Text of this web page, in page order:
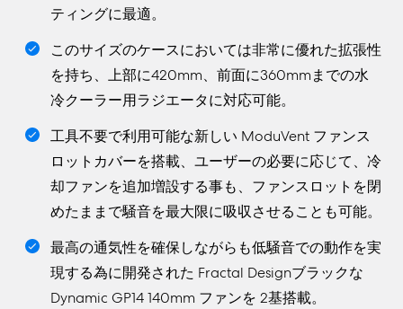
ティングに最適。
このサイズのケースにおいては非常に優れた拡張性
を持ち、上部に420mm、前面に360mmまでの水
冷クーラー用ラジエータに対応可能。
工具不要で利用可能な新しい ModuVent ファンス
ロットカバーを搭載、ユーザーの必要に応じて、冷
却ファンを追加増設する事も、ファンスロットを閉
めたままで騒音を最大限に吸収させることも可能。
最高の通気性を確保しながらも低騒音での動作を実
現する為に開発された Fractal Designブラックな
Dynamic GP14 140mm ファンを 2基搭載。